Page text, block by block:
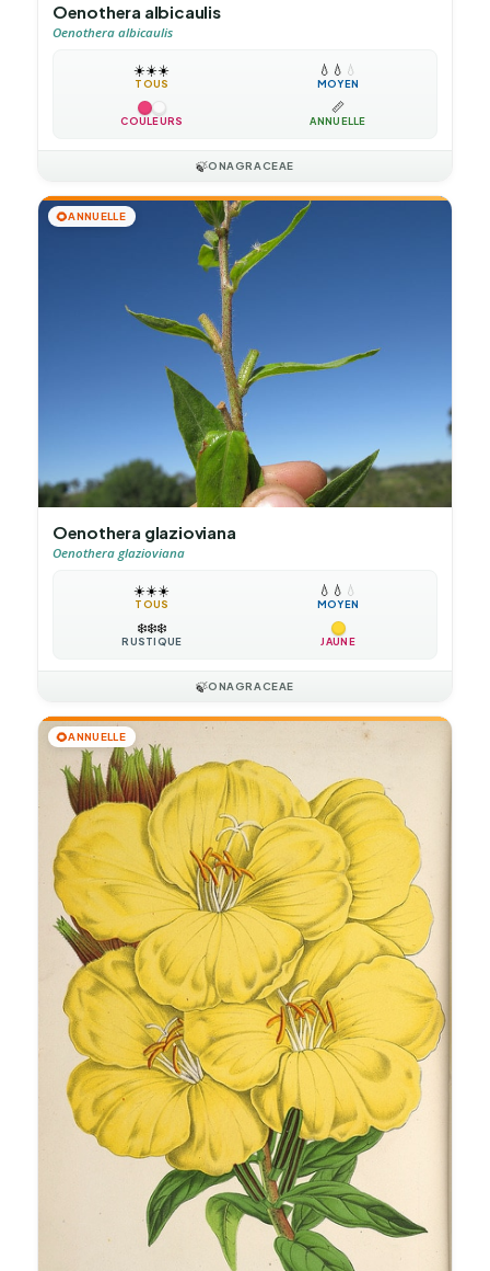
Oenothera albicaulis
Oenothera albicaulis
☀️☀️☀️
TOUS
💧 💧 💧
MOYEN
COULEURS
📏
ANNUELLE
🍃ONAGRACEAE
🌻ANNUELLE
Oenothera glazioviana
Oenothera glazioviana
☀️☀️☀️
TOUS
💧 💧 💧
MOYEN
❄️❄️❄️
RUSTIQUE JAUNE
🍃ONAGRACEAE
🌻ANNUELLE